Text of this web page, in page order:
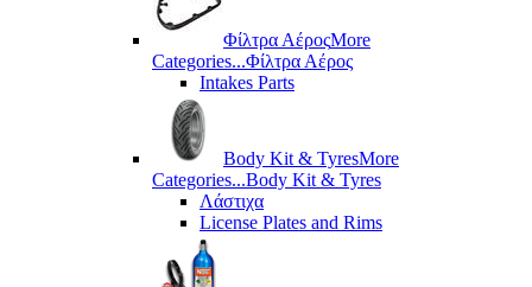
Φίλτρα ΑέροςMore
Categories...Φίλτρα Αέρος
Intakes Parts
Body Kit & TyresMore
Categories...Body Kit & Tyres
Λάστιχα
License Plates and Rims